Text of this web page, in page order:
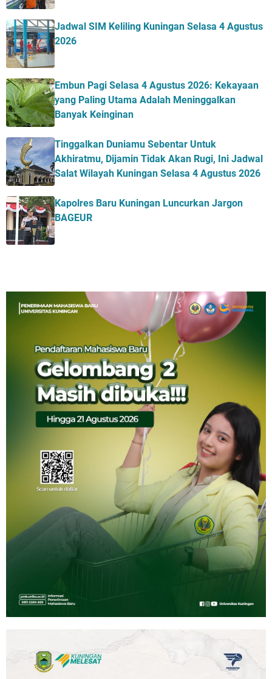
Jadwal SIM Keliling Kuningan Selasa 4 Agustus
2026
Embun Pagi Selasa 4 Agustus 2026: Kekayaan
yang Paling Utama Adalah Meninggalkan
Banyak Keinginan
Tinggalkan Duniamu Sebentar Untuk
Akhiratmu, Dijamin Tidak Akan Rugi, Ini Jadwal
Salat Wilayah Kuningan Selasa 4 Agustus 2026
Kapolres Baru Kuningan Luncurkan Jargon
BAGEUR